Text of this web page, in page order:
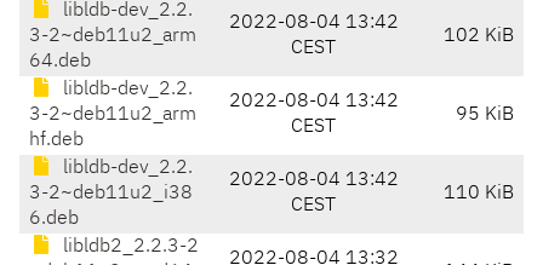
libldb-dev_2.2.
3-2~deb11u2_arm
64.deb
2022-08-04 13:42
CEST
102 KiB
libldb-dev_2.2.
3-2~deb11u2_arm
hf.deb
2022-08-04 13:42
CEST
95 KiB
libldb-dev_2.2.
3-2~deb11u2_i38
6.deb
2022-08-04 13:42
CEST
110 KiB
libldb2_2.2.3-2
2022-08-04 13:32